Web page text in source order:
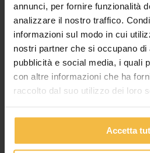
annunci, per fornire funzionalità
analizzare il nostro traffico.
informazioni sul modo in cui
nostri partner che si occupano di
pubblicità e social media, i quali
con altre informazioni che ha
raccolto dal suo utilizzo dei loro
Accetta
Prepotente innovazione nei miscugli
Capmix dei nostri miscugli foraggeri
tratta di una equilibrata miscela di
che permette all’allevatore di
elastica finestra di raccolta. Il mix è
diversi (uno più precoce e l’altro più